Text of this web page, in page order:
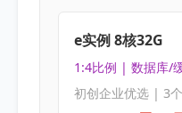
e实例 8核32G
1:4比例 | 数据库/
初创企业优选 | 3